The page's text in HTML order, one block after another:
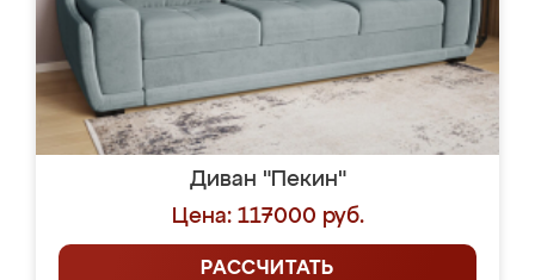
Диван "Пекин"
Цена: 117000 руб.
РАССЧИТАТЬ